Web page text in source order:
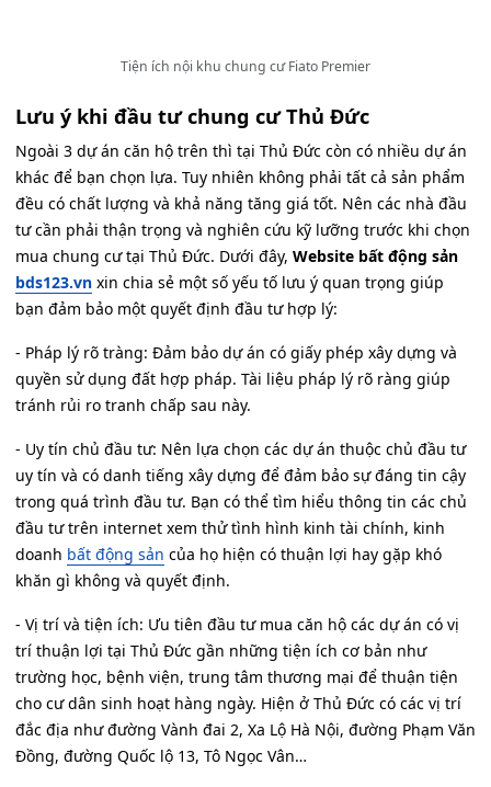
Tiện ích nội khu chung cư Fiato Premier
Lưu ý khi đầu tư chung cư Thủ Đức
Ngoài 3 dự án căn hộ trên thì tại Thủ Đức còn có nhiều dự án
khác để bạn chọn lựa. Tuy nhiên không phải tất cả sản phẩm
đều có chất lượng và khả năng tăng giá tốt. Nên các nhà đầu
tư cần phải thận trọng và nghiên cứu kỹ lưỡng trước khi chọn
mua chung cư tại Thủ Đức. Dưới đây, Website bất động sản
bds123.vn xin chia sẻ một số yếu tố lưu ý quan trọng giúp
bạn đảm bảo một quyết định đầu tư hợp lý:
- Pháp lý rõ tràng: Đảm bảo dự án có giấy phép xây dựng và
quyền sử dụng đất hợp pháp. Tài liệu pháp lý rõ ràng giúp
tránh rủi ro tranh chấp sau này.
- Uy tín chủ đầu tư: Nên lựa chọn các dự án thuộc chủ đầu tư
uy tín và có danh tiếng xây dựng để đảm bảo sự đáng tin cậy
trong quá trình đầu tư. Bạn có thể tìm hiểu thông tin các chủ
đầu tư trên internet xem thử tình hình kinh tài chính, kinh
doanh bất động sản của họ hiện có thuận lợi hay gặp khó
khăn gì không và quyết định.
- Vị trí và tiện ích: Ưu tiên đầu tư mua căn hộ các dự án có vị
trí thuận lợi tại Thủ Đức gần những tiện ích cơ bản như
trường học, bệnh viện, trung tâm thương mại để thuận tiện
cho cư dân sinh hoạt hàng ngày. Hiện ở Thủ Đức có các vị trí
đắc địa như đường Vành đai 2, Xa Lộ Hà Nội, đường Phạm Văn
Đồng, đường Quốc lộ 13, Tô Ngọc Vân…